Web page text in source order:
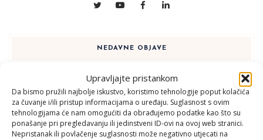
Upravljajte pristankom
Da bismo pružili najbolje iskustvo, koristimo tehnologije poput kolačića
za čuvanje i/ili pristup informacijama o uređaju. Suglasnost s ovim
tehnologijama će nam omogućiti da obrađujemo podatke kao što su
ponašanje pri pregledavanju ili jedinstveni ID-ovi na ovoj web stranici.
Nepristanak ili povlačenje suglasnosti može negativno utjecati na
NEDAVNE OBJAVE
1 KOLOVOZA, 2026